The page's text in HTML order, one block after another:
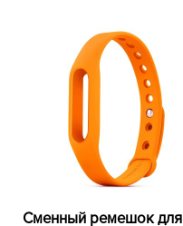
Сменный ремешок для